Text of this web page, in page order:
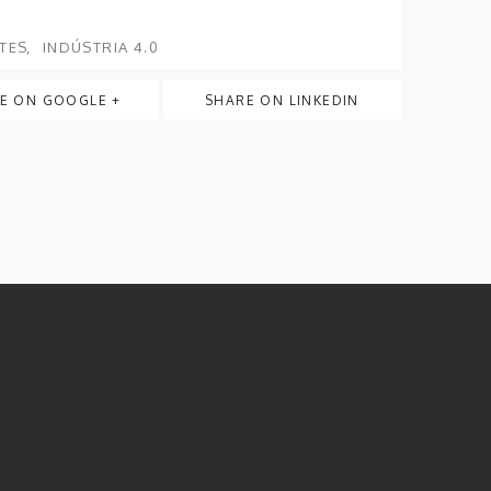
INDÚSTRIA 4.0
ON GOOGLE + SHARE ON LINKEDIN